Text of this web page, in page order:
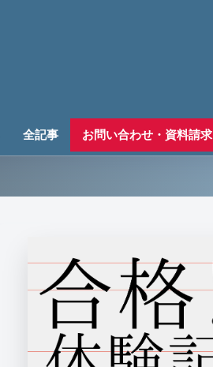
全記事 お問い合わせ・資料請求